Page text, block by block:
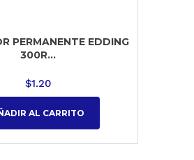
PERMANENTE EDDING
300R...
$1.20
AL CARRITO